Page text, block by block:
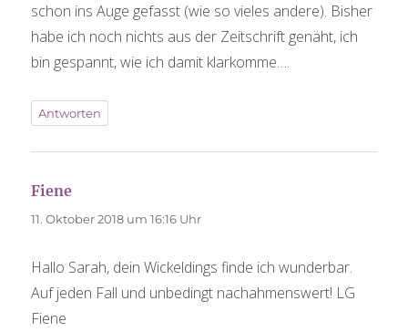
schon ins Auge gefasst (wie so vieles andere). Bisher
habe ich noch nichts aus der Zeitschrift genäht, ich
bin gespannt, wie ich damit klarkomme….
Antworten
Fiene
11. Oktober 2018 um 16:16 Uhr
Hallo Sarah, dein Wickeldings finde ich wunderbar.
Auf jeden Fall und unbedingt nachahmenswert! LG
Fiene